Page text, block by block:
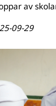
av
09-29